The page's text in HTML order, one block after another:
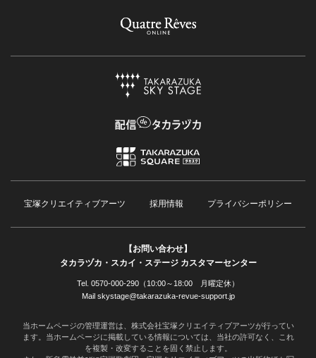
宝塚クリエイティブアーツ 採用情報 プライバシーポリシー
【お問い合わせ】
タカラヅカ・スカイ・ステージ カスタマーセンター
Tel. 0570-000-290（10:00～18:00 月曜定休）
Mail skystage@takarazuka-revue-support.jp
当ホームページの管理運営は、株式会社宝塚クリエイティブアーツが行ってい
ます。当ホームページに掲載している情報については、当社の許可なく、これ
を複製・改変することを固く禁止します。